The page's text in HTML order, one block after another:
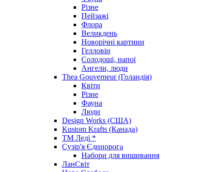
Різне
Пейзажі
Флора
Великдень
Новорічні картини
Гелловін
Солодощі, напої
Ангели, люди
Thea Gouverneur (Голандія)
Квіти
Різне
Фауна
Люди
Design Works (США)
Kustom Krafts (Канада)
ТМ Леді *
Сузір'я Єдинорога
Набори для вишивання
ЛанСвіт